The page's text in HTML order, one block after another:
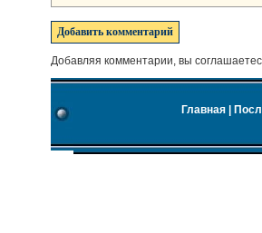
Добавляя комментарии, вы
Главная|